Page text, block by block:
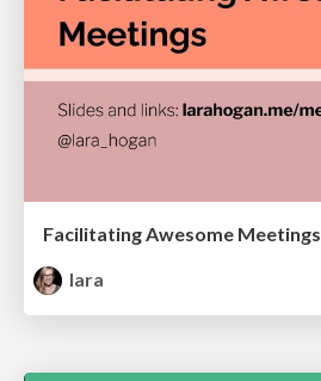
Facilitating Awesome Meetings
lara